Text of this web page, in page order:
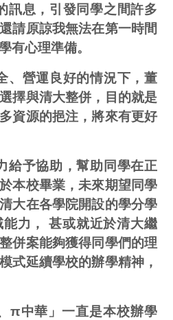
訊息，引發同學之間許多
請原諒我無法在第一時間
有心理準備。
、營運良好的情況下，董
擇與清大整併，目的就是
資源的挹注，將來有更好
給予協助，幫助同學在正
本校畢業，未來期望同學
大在各學院開設的學分學
力， 甚或就近於清大繼
併案能夠獲得同學們的理
式延續學校的辦學精神，
π中華」一直是本校辦學